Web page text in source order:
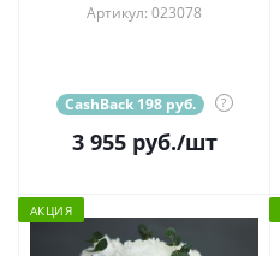
Артикул: 023078
CashBack 198 руб. ?
3 955руб./шт
АКЦИЯ